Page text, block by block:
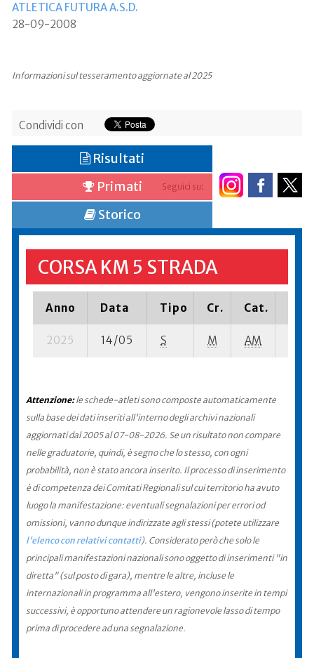
ATLETICA FUTURA A.S.D.
28-09-2008
Informazioni sul tesseramento aggiornate al 2025
Condividi con
Seguici su:
Risultati
Primati
Storico
CORSA KM 5 STRADA
Anno Data Tipo Cr. Cat.
2025 14/05 S M AM
Attenzione:le schede-atleti sono composte automaticamente
sulla base dei dati inseriti all'interno degli archivi nazionali
aggiornati dal 2005 al 07-08-2026. Se un risultato non compare
nelle graduatorie, quindi, è segno che lo stesso, con ogni
probabilità, non è stato ancora inserito. Il processo di inserimento
è di competenza dei Comitati Regionali sul cui territorio ha avuto
luogo la manifestazione: eventuali segnalazioni per errori od
omissioni, vanno dunque indirizzate agli stessi (potete utilizzare
l'elenco con relativi contatti). Considerato però che solo le
principali manifestazioni nazionali sono oggetto di inserimenti "in
diretta" (sul posto di gara), mentre le altre, incluse le
internazionali in programma all'estero, vengono inserite in tempi
successivi, è opportuno attendere un ragionevole lasso di tempo
prima di procedere ad una segnalazione.